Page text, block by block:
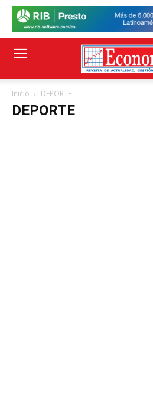
Inicio DEPORTE
DEPORTE